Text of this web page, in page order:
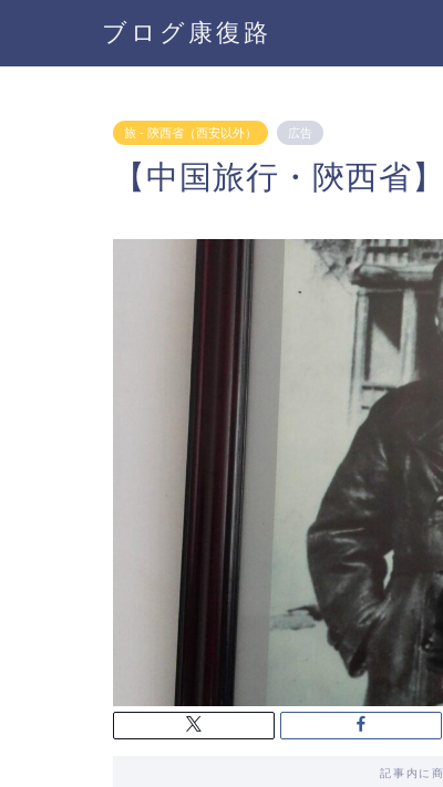
ブログ康復路
旅 - 陝西省（西安以外） 広告
【中国旅行・陝西省
記事内に